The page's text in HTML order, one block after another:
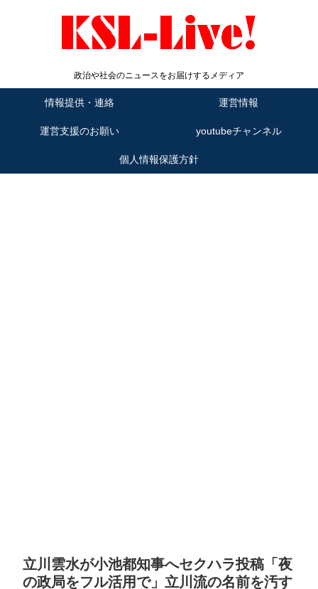
政治や社会のニュースをお届けするメディア
情報提供・連絡 運営情報
運営支援のお願い youtubeチャンネル
個人情報保護方針
立川雲水が小池都知事へセクハラ投稿「夜
の政局をフル活用で」立川流の名前を汚す